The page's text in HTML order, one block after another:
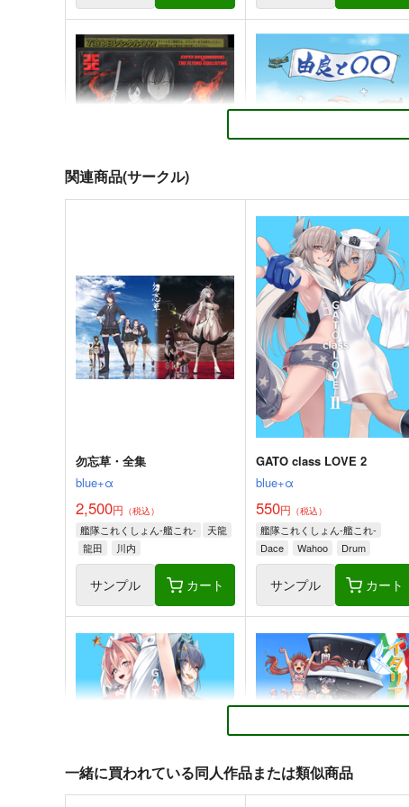
航空戦艦 対 空とぶギロチン
総集編
調布市民ふれあい文化サーク
ル
1,000円（税込）
由良と〇〇
夕凪絵日記
495 円 （税込）
艦隊これくしょん-艦これ- 由良
サンプル カート
660円（税込）
私の母港執務室～大和と武蔵
月望
専売 220円（税込）
関連商品(サークル)
勿忘草・全集
blue+α
2,500円 （税込）
艦隊これくしょん-艦これ-
天龍
龍田
川内
サンプル カート
GATO class LOVE 2
blue+α
550円 （税込）
艦隊これくしょん-艦これ-
Dace
Wahoo Drum
サンプル カート
一緒に買われている同人作品または類似商品